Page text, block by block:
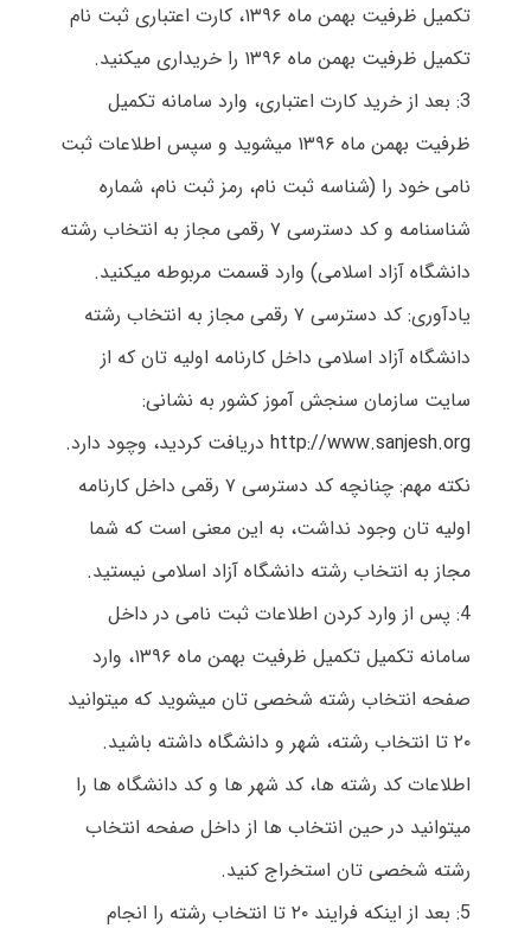
تکمیل ظرفیت بهمن ماه ۱۳۹۶، کارت اعتباری ثبت نام
تکمیل ظرفیت بهمن ماه ۱۳۹۶ را خریداری میکنید.
3: بعد از خرید کارت اعتباری، وارد سامانه تکمیل
ظرفیت بهمن ماه ۱۳۹۶ میشوید و سپس اطلاعات ثبت
نامی خود را (شناسه ثبت نام، رمز ثبت نام، شماره
شناسنامه و کد دسترسی ۷ رقمی مجاز به انتخاب رشته
دانشگاه آزاد اسلامی) وارد قسمت مربوطه میکنید.
یادآوری: کد دسترسی ۷ رقمی مجاز به انتخاب رشته
دانشگاه آزاد اسلامی داخل کارنامه اولیه تان که از
سایت سازمان سنجش آموز کشور به نشانی:
http://www.sanjesh.orgدریافت کردید، وچود دارد.
نکته مهم: چنانچه کد دسترسی ۷ رقمی داخل کارنامه
اولیه تان وجود نداشت، به این معنی است که شما
مجاز به انتخاب رشته دانشگاه آزاد اسلامی نیستید.
4: پس از وارد کردن اطلاعات ثبت نامی در داخل
سامانه تکمیل تکمیل ظرفیت بهمن ماه ۱۳۹۶، وارد
صفحه انتخاب رشته شخصی تان میشوید که میتوانید
۲۰ تا انتخاب رشته، شهر و دانشگاه داشته باشید.
اطلاعات کد رشته ها، کد شهر ها و کد دانشگاه ها را
میتوانید در حین انتخاب ها از داخل صفحه انتخاب
رشته شخصی تان استخراج کنید.
5: بعد از اینکه فرایند ۲۰ تا انتخاب رشته را انجام